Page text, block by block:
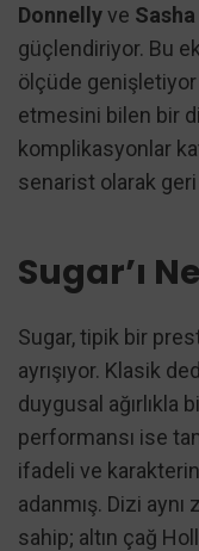
Donnellyve
güçlendiriyor. Bu
ölçüde
etmesini bilen bir
komplikasyonlar
senarist olarak
Sugar’ı
Sugar, tipik bir
ayrışıyor. Klasik
duygusal ağırlıkla
performansı ise
ifadeli ve
adanmış. Dizi
sahip; altın çağ